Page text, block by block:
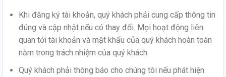
Khi đăng ký tài khoản, quý khách phải cung cấp thông tin
đúng và cập nhật nếu có thay đổi. Mọi hoạt động liên
quan tới tài khoản và mật khẩu của quý khách hoàn toàn
nằm trong trách nhiệm của quý khách.
Quý khách phải thông báo cho chúng tôi nếu phát hiện